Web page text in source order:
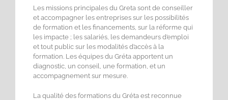
Les missions principales du Greta sont de conseiller
et accompagner les entreprises sur les possibilités
de formation et les financements, sur la réforme qui
les impacte ; les salariés, les demandeurs d’emploi
et tout public sur les modalités d’accès à la
formation. Les équipes du Gréta apportent un
diagnostic, un conseil, une formation, et un
accompagnement sur mesure.
La qualité des formations du Gréta est reconnue